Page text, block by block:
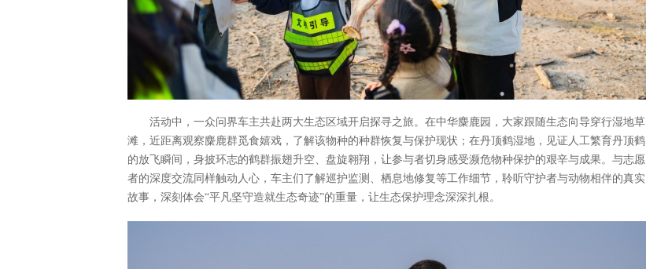
活动中，一众问界车主共赴两大生态区域开启探寻之旅。在中华麋鹿园，大家跟随生态向导穿行湿地草
滩，近距离观察麋鹿群觅食嬉戏，了解该物种的种群恢复与保护现状；在丹顶鹤湿地，见证人工繁育丹顶鹤
的放飞瞬间，身披环志的鹤群振翅升空、盘旋翱翔，让参与者切身感受濒危物种保护的艰辛与成果。与志愿
者的深度交流同样触动人心，车主们了解巡护监测、栖息地修复等工作细节，聆听守护者与动物相伴的真实
故事，深刻体会“平凡坚守造就生态奇迹”的重量，让生态保护理念深深扎根。